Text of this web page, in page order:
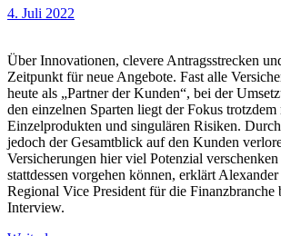
4. Juli 2022
Über Innovationen, clevere Antragsstrecken
Zeitpunkt für neue Angebote. Fast alle
heute als „Partner der Kunden“, bei der
den einzelnen Sparten liegt der Fokus trotzdem
Einzelprodukten und singulären Risiken.
jedoch der Gesamtblick auf den Kunden
Versicherungen hier viel Potenzial
stattdessen vorgehen können, erklärt
Regional Vice President für die Finanzbranche
Interview.